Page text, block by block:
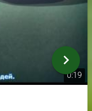
0:19
chevron_right